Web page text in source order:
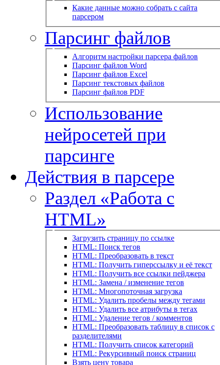
Какие данные можно собрать с сайта
парсером
Парсинг файлов
Алгоритм настройки парсера файлов
Парсинг файлов Word
Парсинг файлов Excel
Парсинг текстовых файлов
Парсинг файлов PDF
Использование
нейросетей при
парсинге
Действия в парсере
Раздел «Работа с
HTML»
Загрузить страницу по ссылке
HTML: Поиск тегов
HTML: Преобразовать в текст
HTML: Получить гиперссылку и её текст
HTML: Получить все ссылки пейджера
HTML: Замена / изменение тегов
HTML: Многопоточная загрузка
HTML: Удалить пробелы между тегами
HTML: Удалить все атрибуты в тегах
HTML: Удаление тегов / комментов
HTML: Преобразовать таблицу в список с
разделителями
HTML: Получить список категорий
HTML: Рекурсивный поиск страниц
Взять цену товара